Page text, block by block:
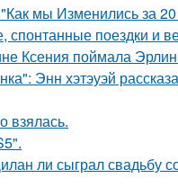
мы Изменились за 20
поездки и
Ксения поймала
Энн хэтэуэй
взялась.
ли сыграл свадьбу